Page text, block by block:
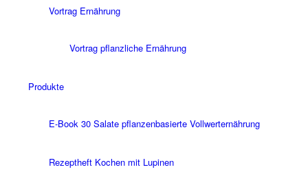
Vortrag Ernährung
Vortrag pflanzliche Ernährung
Produkte
E-Book 30 Salate pflanzenbasierte Vollwerternährung
Rezeptheft Kochen mit Lupinen